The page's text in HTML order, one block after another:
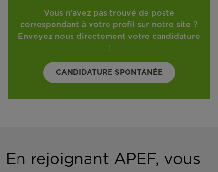
Vous n'avez pas trouvé de poste
correspondant à votre profil sur notre site ?
Envoyez nous directement votre candidature
!
CANDIDATURE SPONTANÉE
En rejoignant APEF, vous